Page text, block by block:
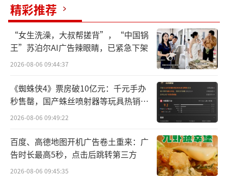
游戏性能已成为推动高端电视发展的驱动力之
一，游戏电视满足了不少游戏爱好者的家庭娱
乐需求。自今年8月份发售以来，《黑神话：悟
空》风靡全球。游戏的特点是不仅好玩，更加
好看。这款游戏在全国范围内选取了36个景点
作为游戏背景，能够让玩家身临其境地感受到
各地古建筑的魅力。这也对游戏设备提出了更
高要求，为了更好地呈现画面、感受剧情,大家
纷纷出手升级设备,直接带动相关品牌的游戏电
视迎来销售高峰。
精彩推荐
“女生洗澡，大叔帮搓背”，“中国锅
王”苏泊尔AI广告辣眼睛，已紧急下架
2026-08-06 09:44:37
《蜘蛛侠4》票房破10亿元：千元手办
秒售罄，国产蛛丝喷射器等玩具热销海
外
2026-08-06 09:49:22
百度、高德地图开机广告卷土重来：广
告时长最高5秒，点击后跳转第三方
2026-08-06 09:45:35